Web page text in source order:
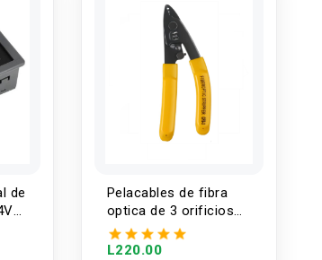
de
Pelacables de fibra
optica de 3 orificios
CFS-3
L220.00